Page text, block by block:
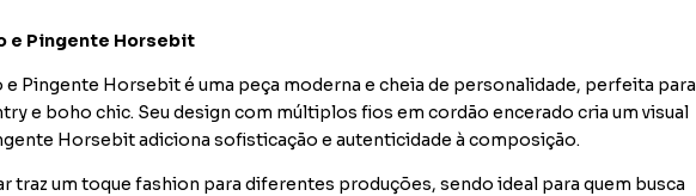
e Pingente Horsebit
Pingente Horsebit é uma peça moderna e cheia de personalidade, perfeita para
e boho chic. Seu design com múltiplos fios em cordão encerado cria um visual
Horsebit adiciona sofisticação e autenticidade à composição.
traz um toque fashion para diferentes produções, sendo ideal para quem busca